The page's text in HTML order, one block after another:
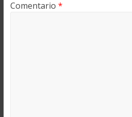
Comentario *